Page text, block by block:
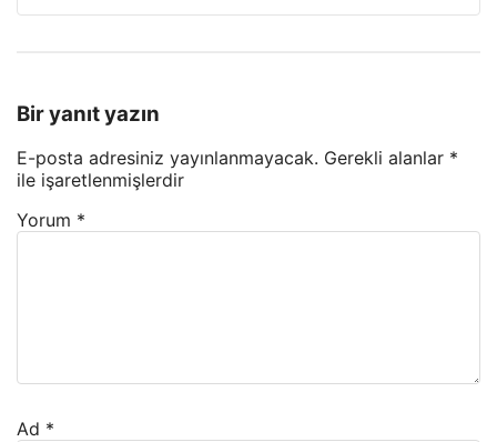
Bir yanıt yazın
E-posta adresiniz yayınlanmayacak. Gerekli alanlar *
ile işaretlenmişlerdir
Yorum *
Ad *